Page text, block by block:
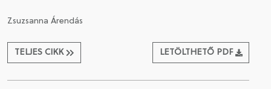
Zsuzsanna Árendás
TELJES CIKK LETÖLTHETŐ PDF